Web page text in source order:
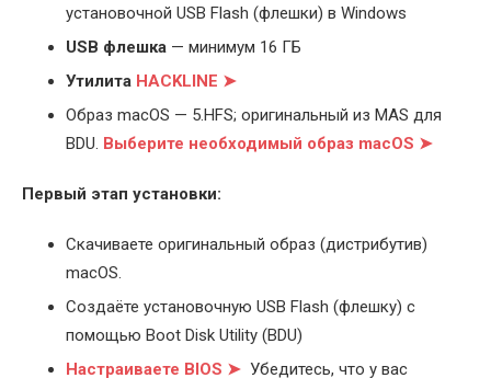
установочной USB Flash (флешки) в Windows
USB флешка — минимум 16 ГБ
Утилита HACKLINE ➤
Образ macOS — 5.HFS; оригинальный из MAS для
BDU. Выберите необходимый образ macOS ➤
Первый этап установки:
Скачиваете оригинальный образ (дистрибутив)
macOS.
Создаёте установочную USB Flash (флешку) с
помощью Boot Disk Utility (BDU)
Настраиваете BIOS ➤ Убедитесь, что у вас